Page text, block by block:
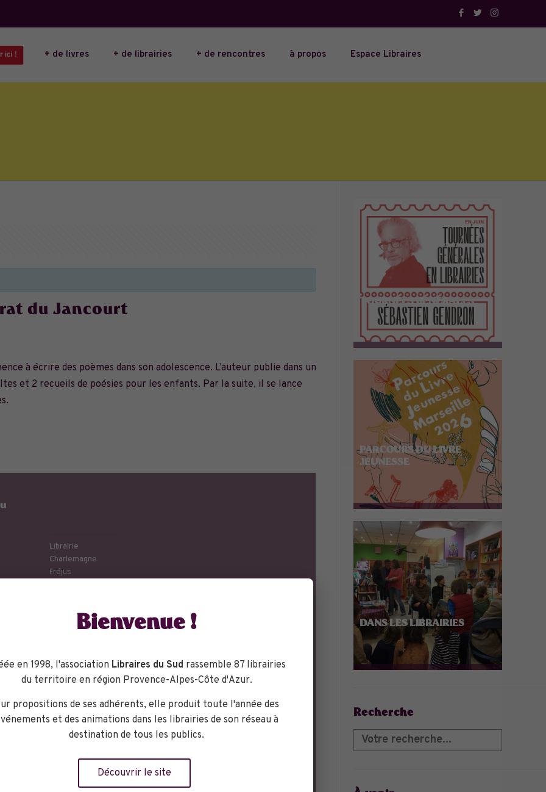
ici ! + de livres + de librairies + de rencontres à propos Espace Libraires
du Jancourt
à écrire des poèmes dans son adolescence. L’auteur publie dans un
et 2 recueils de poésies pour les enfants. Par la suite, il se lance
Librairie
Charlemagne
Fréjus
83600
: 04.94.17.07.97
TOURNÉES GÉNÉRALES
PARCOURS DU LIVRE
JEUNESSE
DANS LES LIBRAIRIES
Recherche
Bienvenue !
en 1998, l'association Libraires du Sud rassemble 87 librairies
du territoire en région Provence-Alpes-Côte d'Azur.
propositions de ses adhérents, elle produit toute l'année des
et des animations dans les librairies de son réseau à
destination de tous les publics.
Découvrir le site